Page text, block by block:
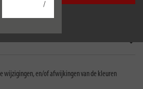
/
wijzigingen, en/of afwijkingen van de kleuren